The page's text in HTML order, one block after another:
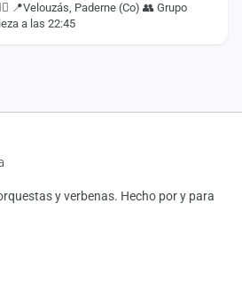
📍Velouzás, Paderne (Co) 👥 Grupo
a las 22:45
y verbenas. Hecho por y para